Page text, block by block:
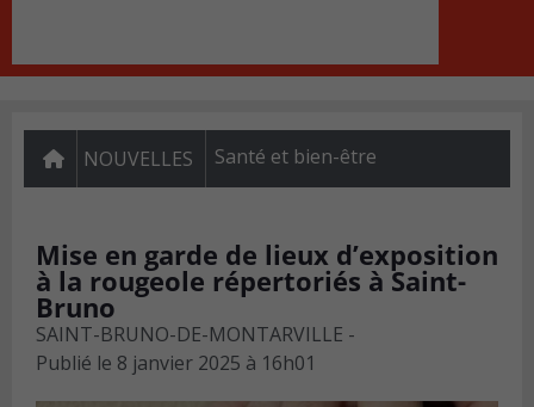
NOUVELLES Santé et bien-être
Mise en garde de lieux d’exposition
à la rougeole répertoriés à Saint-
Bruno
SAINT-BRUNO-DE-MONTARVILLE -
Publié le 8 janvier 2025 à 16h01